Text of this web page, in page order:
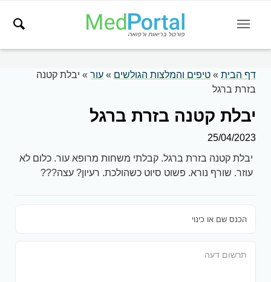
דף הבית» טיפים והמלצות הגולשים » עור» יבלת קטנה
בזרת ברגל
יבלת קטנה בזרת ברגל
25/04/2023
יבלת קטנה בזרת ברגל. קבלתי משחות מרופא עור. כלום לא
עוזר. שורף נורא. פשוט סיוט כשהולכת. רעיון? עצה???